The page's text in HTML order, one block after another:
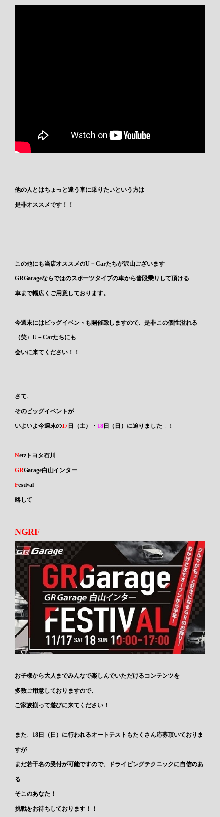
他の人とはちょっと違う車に乗りたいという方は
是非オススメです！！
この他にも当店オススメのU－Carたちが沢山ございます
GRGarageならではのスポーツタイプの車から普段乗りして頂ける
車まで幅広くご用意しております。
今週末にはビッグイベント も開催致しますので、是非この個性溢れる
（笑）U－Carたちにも
会いに来てください！！
さて、
そのビッグイベントが
いよいよ今週末の17 日（土） ・ 18 日（日） に迫りました！！
Netzトヨタ石川
GRGarage白山インター
Festival
略して
NGRF
お子様から大人までみんなで楽しんでいただけるコンテンツを
多数ご用意しておりますので、
ご家族揃って遊びに来てください！
また、18日（日）に行われるオートテストもたくさん応募頂いておりま
すが
まだ若干名の受付が可能ですので、ドライビングテクニックに自信のあ
る
そこのあなた！
挑戦をお待ちしております！！